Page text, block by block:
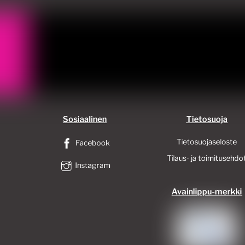
Sosiaalinen
Facebook
Instagram
Tietosuoja
Tietosuojaseloste
Tilaus- ja
Avainlippu-merkki